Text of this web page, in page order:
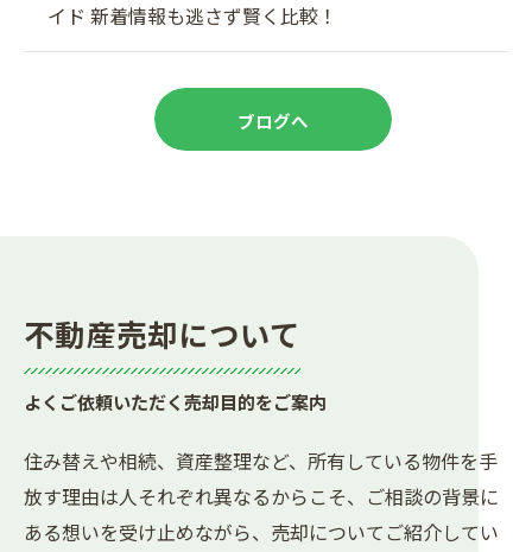
イド 新着情報も逃さず賢く比較！
ブログへ
よくご依頼いただく売却目的をご案内
不動産売却について
住み替えや相続、資産整理など、所有している物件を手
放す理由は人それぞれ異なるからこそ、ご相談の背景に
ある想いを受け止めながら、売却についてご紹介してい